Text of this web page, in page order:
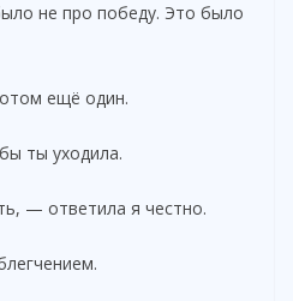
не про победу. Это было
ещё один.
ты уходила.
— ответила я честно.